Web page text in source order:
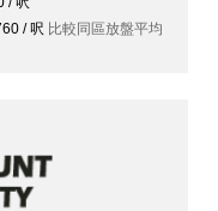
/ 呎 比較同區放盤平均